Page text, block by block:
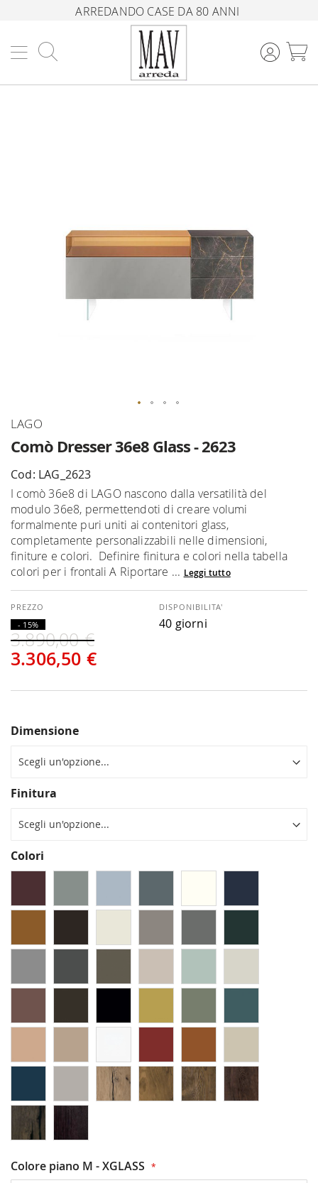
ARREDANDO CASE DA 80 ANNI
Comò Dresser 36e8 Glass - 2623
LAGO
Cod: LAG_2623
I comò 36e8 di LAGO nascono dalla versatilità del
modulo 36e8, permettendoti di creare volumi
formalmente puri uniti ai contenitori glass,
completamente personalizzabili nelle dimensioni,
finiture e colori. Definire finitura e colori nella tabella
colori per i frontali A Riportare ... Leggi tutto
3.306,50 €
3.890,00 €
- 15%
DISPONIBILITA'
40 giorni
Dimensione
Finitura
Colori
Colore piano M - XGLASS
Vai
della
galleria
di
immagini